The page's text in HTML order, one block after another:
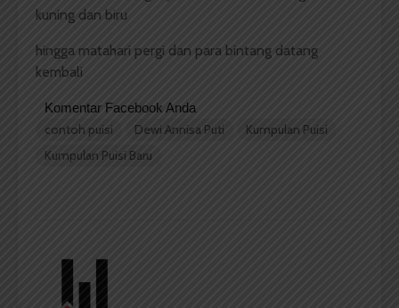
kuning dan biru
hingga matahari pergi dan para bintang datang
kembali
Komentar Facebook Anda
contoh puisi Dewi Annisa Puti
Kumpulan Puisi
Kumpulan Puisi Baru